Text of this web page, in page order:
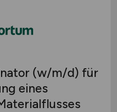
(w/m/d) für
eines